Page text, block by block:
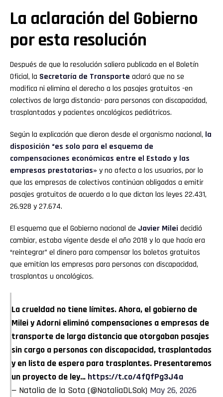
La aclaración del Gobierno
por esta resolución
Después de que la resolución saliera publicada en el Boletín
Oficial, la Secretaría de Transporte aclaró que no se
modifica ni elimina el derecho a los pasajes gratuitos -en
colectivos de larga distancia- para personas con discapacidad,
trasplantadas y pacientes oncológicos pediátricos.
Según la explicación que dieron desde el organismo nacional, la
disposición “es solo para el esquema de
compensaciones económicas entre el Estado y las
empresas prestatarias» y no afecta a los usuarios, por lo
que las empresas de colectivos continúan obligadas a emitir
pasajes gratuitos de acuerdo a lo que dictan las leyes 22.431,
26.928 y 27.674.
El esquema que el Gobierno nacional de Javier Milei decidió
cambiar, estaba vigente desde el año 2018 y lo que hacía era
“reintegrar” el dinero para compensar los boletos gratuitos
que emitían las empresas para personas con discapacidad,
trasplantas u oncológicos.
La crueldad no tiene límites. Ahora, el gobierno de
Milei y Adorni eliminó compensaciones a empresas de
transporte de larga distancia que otorgaban pasajes
sin cargo a personas con discapacidad, trasplantadas
y en lista de espera para trasplantes. Presentaremos
un proyecto de ley… https://t.co/4fQfPg3J4a
— Natalia de la Sota (@NataliaDLSok) May 26, 2026